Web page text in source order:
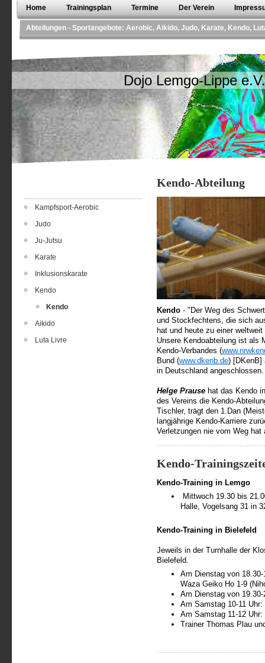
Home Trainingsplan Termine Der Verein
Abteilungen - Sportangebote: Aerobic, Aikido, Judo, Karate, Kendo,
Dojo Lemgo-Lippe
Kampfsport-Aerobic
Judo
Ju-Jutsu
Karate
Inklusionskarate
Kendo
Kendo
Aikido
Luta Livre
Kendo-Abteilung
Kendo - "Der Weg des
und Stockfechtens, die sich
hat und heute zu einer
Unsere Kendoabteilung ist als
Kendo-Verbandes (
Bund (www.dkenb.de) [DKenB]
in Deutschland
Helge Prause hat das Kendo
des Vereins die Kendo-
Tischler, trägt den 1.Dan
langjährige Kendo-Karriere
Verletzungen nie vom Weg
Kendo-
Kendo-Training in Lemgo
Mittwoch 19.30 bis
Halle, Vogelsang 31 in
Kendo-Training in Bielefeld
Jeweils in der Turnhalle der
Bielefeld.
Am Dienstag von
Waza Geiko Ho 1-9
Am Dienstag von
Am Samstag 10-11
Am Samstag 11-12
Trainer Thomas Plau